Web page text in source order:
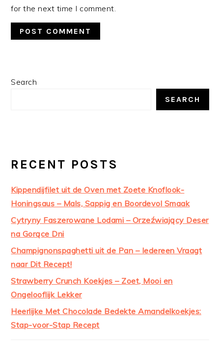
for the next time I comment.
PRIMARY
Search
SEARCH
RECENT POSTS
Kippendijfilet uit de Oven met Zoete Knoflook-
Honingsaus – Mals, Sappig en Boordevol Smaak
Cytryny Faszerowane Lodami – Orzeźwiający Deser
na Gorące Dni
Champignonspaghetti uit de Pan – Iedereen Vraagt
naar Dit Recept!
Strawberry Crunch Koekjes – Zoet, Mooi en
Ongelooflijk Lekker
Heerlijke Met Chocolade Bedekte Amandelkoekjes:
Stap-voor-Stap Recept